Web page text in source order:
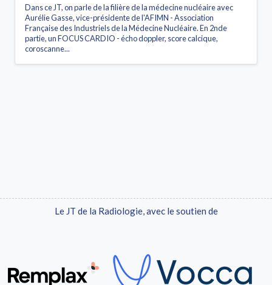
Dans ce JT, on parle de la filière de la médecine nucléaire avec
Aurélie Gasse, vice-présidente de l'AFIMN - Association
Française des Industriels de la Médecine Nucléaire. En 2nde
partie, un FOCUS CARDIO - écho doppler, score calcique,
coroscanne...
Le JT de la Radiologie, avec le soutien de